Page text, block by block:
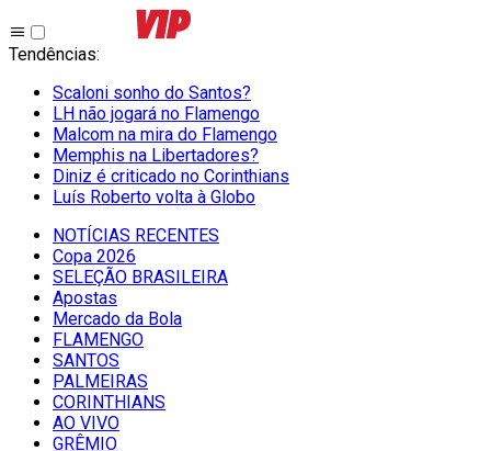
Tendências:
Scaloni sonho do Santos?
LH não jogará no Flamengo
Malcom na mira do Flamengo
Memphis na Libertadores?
Diniz é criticado no Corinthians
Luís Roberto volta à Globo
NOTÍCIAS RECENTES
Copa 2026
SELEÇÃO BRASILEIRA
Apostas
Mercado da Bola
FLAMENGO
SANTOS
PALMEIRAS
CORINTHIANS
AO VIVO
GRÊMIO